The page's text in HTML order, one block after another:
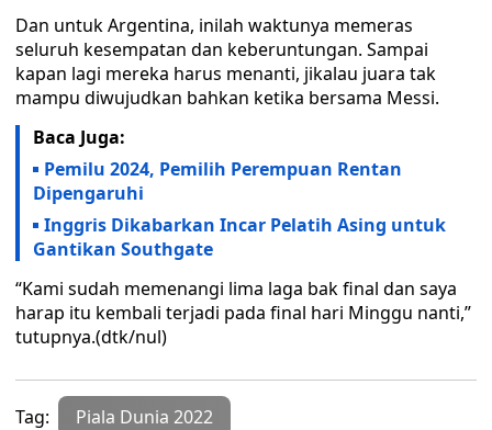
Dan untuk Argentina, inilah waktunya memeras
seluruh kesempatan dan keberuntungan. Sampai
kapan lagi mereka harus menanti, jikalau juara tak
mampu diwujudkan bahkan ketika bersama Messi.
Baca Juga:
Pemilu 2024, Pemilih Perempuan Rentan
Dipengaruhi
Inggris Dikabarkan Incar Pelatih Asing untuk
Gantikan Southgate
“Kami sudah memenangi lima laga bak final dan saya
harap itu kembali terjadi pada final hari Minggu nanti,”
tutupnya.(dtk/nul)
Tag: Piala Dunia 2022